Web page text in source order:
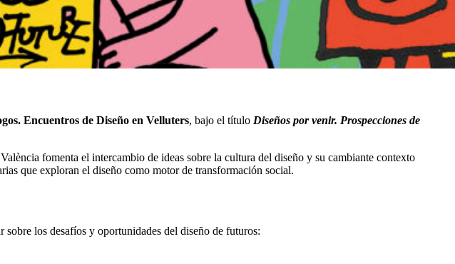
Encuentros de Diseño en Velluters, bajo el título Diseños por venir. Prospecciones de
fomenta el intercambio de ideas sobre la cultura del diseño y su cambiante contexto
que exploran el diseño como motor de transformación social.
los desafíos y oportunidades del diseño de futuros: